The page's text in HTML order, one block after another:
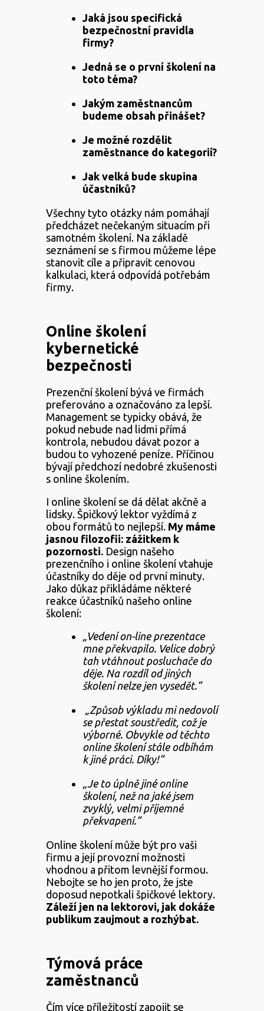
Jaká jsou specifická
bezpečnostní pravidla
firmy?
Jedná se o první školení na
toto téma?
Jakým zaměstnancům
budeme obsah přinášet?
Je možné rozdělit
zaměstnance do kategorií?
Jak velká bude skupina
účastníků?
Všechny tyto otázky nám pomáhají
předcházet nečekaným situacím při
samotném školení. Na základě
seznámení se s firmou můžeme lépe
stanovit cíle a připravit cenovou
kalkulaci, která odpovídá potřebám
firmy.
Online školení
kybernetické
bezpečnosti
Prezenční školení bývá ve firmách
preferováno a označováno za lepší.
Management se typicky obává, že
pokud nebude nad lidmi přímá
kontrola, nebudou dávat pozor a
budou to vyhozené peníze. Příčinou
bývají předchozí nedobré zkušenosti
s online školením.
I online školení se dá dělat akčně a
lidsky. Špičkový lektor vyždímá z
obou formátů to nejlepší. My máme
jasnou filozofii: zážitkem k
pozornosti. Design našeho
prezenčního i online školení vtahuje
účastníky do děje od první minuty.
Jako důkaz přikládáme některé
reakce účastníků našeho online
školení:
„Vedení on-line prezentace
mne překvapilo. Velice dobrý
tah vtáhnout posluchače do
děje. Na rozdíl od jiných
školení nelze jen vysedět.“
„Způsob výkladu mi nedovolí
se přestat soustředit, což je
výborné. Obvykle od těchto
online školení stále odbíhám
k jiné práci. Díky!“
Je to úplně jiné online
školení, než na jaké jsem
zvyklý, velmi příjemné
překvapení.“
Online školení může být pro vaši
firmu a její provozní možnosti
vhodnou a přitom levnější formou.
Nebojte se ho jen proto, že jste
doposud nepotkali špičkové lektory.
Záleží jen na lektorovi, jak dokáže
publikum zaujmout a rozhýbat.
Týmová práce
zaměstnanců
Čím více příležitostí zapojit se